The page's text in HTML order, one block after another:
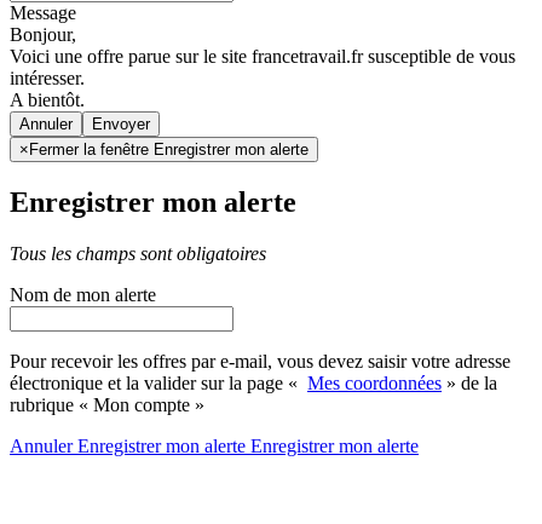
Message
Bonjour,
Voici une offre parue sur le site francetravail.fr susceptible de vous
intéresser.
A bientôt.
Annuler
× Fermer la fenêtre Enregistrer mon alerte
Enregistrer mon alerte
Tous les champs sont obligatoires
Nom de mon alerte
Pour recevoir les offres par e-mail, vous devez saisir votre adresse
électronique et la valider sur la page « Mes coordonnées » de la
rubrique « Mon compte »
AnnulerEnregistrer mon alerte Enregistrermon alerte